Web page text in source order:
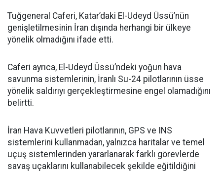
Tuğgeneral Caferi, Katar’daki El-Udeyd Üssü’nün
genişletilmesinin İran dışında herhangi bir ülkeye
yönelik olmadığını ifade etti.
Caferi ayrıca, El-Udeyd Üssü’ndeki yoğun hava
savunma sistemlerinin, İranlı Su-24 pilotlarının üsse
yönelik saldırıyı gerçekleştirmesine engel olamadığını
belirtti.
İran Hava Kuvvetleri pilotlarının, GPS ve INS
sistemlerini kullanmadan, yalnızca haritalar ve temel
uçuş sistemlerinden yararlanarak farklı görevlerde
savaş uçaklarını kullanabilecek şekilde eğitildiğini